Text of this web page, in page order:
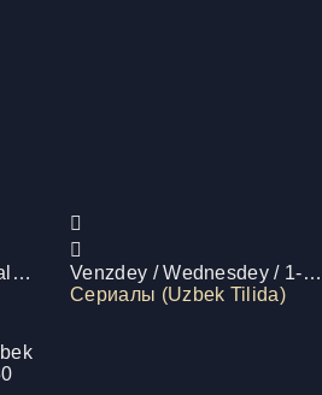
Jasur va Go'zal turk seriali o'zbek tilida barcha qismlari 1-60
Venzdey / Wednesdey / 1- 10, 11, 12, 13 Uenzdey adamslar oilasi barcha qismlari
Сериалы (Uzbek Tilida)